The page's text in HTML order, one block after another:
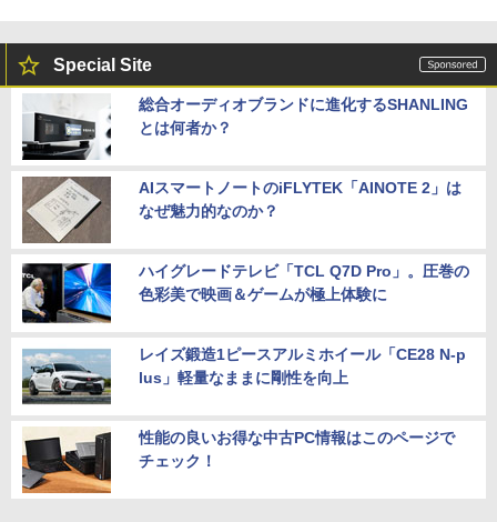
Special Site
総合オーディオブランドに進化するSHANLING
とは何者か？
AIスマートノートのiFLYTEK「AINOTE 2」は
なぜ魅力的なのか？
ハイグレードテレビ「TCL Q7D Pro」。圧巻の
色彩美で映画＆ゲームが極上体験に
レイズ鍛造1ピースアルミホイール「CE28 N-p
lus」軽量なままに剛性を向上
性能の良いお得な中古PC情報はこのページで
チェック！